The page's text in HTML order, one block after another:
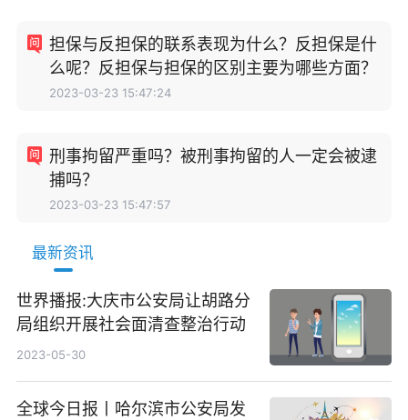
担保与反担保的联系表现为什么？反担保是什
么呢？反担保与担保的区别主要为哪些方面？
2023-03-23 15:47:24
刑事拘留严重吗？被刑事拘留的人一定会被逮
捕吗？
2023-03-23 15:47:57
最新资讯
世界播报:大庆市公安局让胡路分
局组织开展社会面清查整治行动
2023-05-30
全球今日报丨哈尔滨市公安局发